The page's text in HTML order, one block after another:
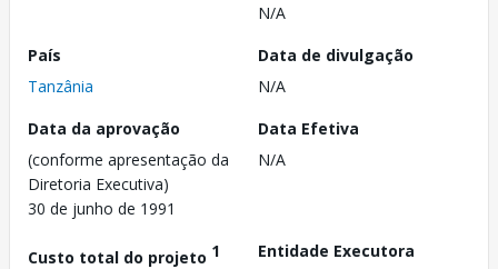
N/A
País
Tanzânia
Data de divulgação
N/A
Data da aprovação
(conforme apresentação da
Diretoria Executiva)
30 de junho de 1991
Data Efetiva
N/A
Custo total do projeto 1
Entidade Executora